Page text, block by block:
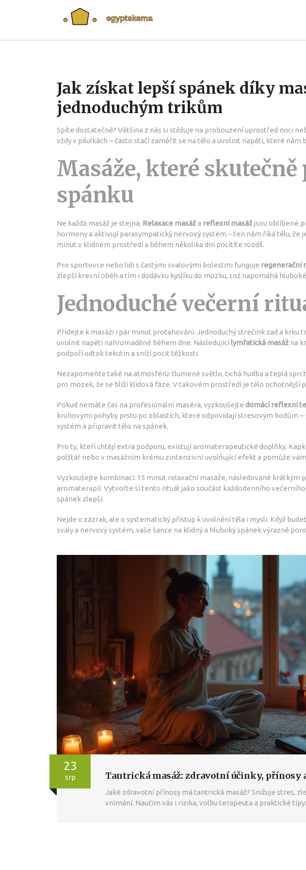
Jak získat lepší spánek díky
jednoduchým trikům
Spíte dostatečně? Většina z nás si stěžuje na probouzení uprostřed noci
vždy v pilulkách – často stačí zaměřit se na tělo a uvolnit napětí, které nám
Masáže, které
spánku
Ne každá masáž je stejná. Relaxace masáža reflexní masáž jsou oblíbené
hormony a aktivují parasympatický nervový systém – ten nám říká tělu, že
minut v klidném prostředí a během několika dní pocítíte rozdíl.
Pro sportovce nebo lidi s častými svalovými bolestmi funguje regenerační
zlepší krevní oběh a tím i dodávku kyslíku do mozku, což napomáhá
Jednoduché večerní
Přidejte k masáži i pár minut protahování. Jednoduchý strečink zad a krku
uvolnit napětí nahromaděné během dne. Následující lymfatická masáž na
podpoří odtok tekutin a sníží pocit těžkosti.
Nezapomeňte také na atmosféru: tlumené světlo, tichá hudba a teplá
pro mozek, že se blíží klidová fáze. V takovém prostředí je tělo ochotnější
Pokud nemáte čas na profesionální maséra, vyzkoušejte domácí reflexní
kruhovými pohyby prstu po oblastích, které odpovídají stresovým bodům
systém a připravit tělo na spánek.
Pro ty, kteří chtějí extra podporu, existují aromaterapeutické doplňky.
polštář nebo v masážním krému zintenzivní uvolňující efekt a pomůže
Vyzkoušejte kombinaci: 15 minut relaxační masáže, následované krátkým
aromaterapií. Vytvořte si tento rituál jako součást každodenního večerního
spánek zlepší.
Nejde o zázrak, ale o systematický přístup k uvolnění těla i mysli. Když
svaly a nervový systém, vaše šance na klidný a hluboký spánek výrazně
23
srp Tantrická masáž: zdravotní účinky, přínosy
Jaké zdravotní přínosy má tantrická masáž? Snižuje stres,
vnímání. Naučím vás i rizika, volbu terapeuta a praktické tipy.